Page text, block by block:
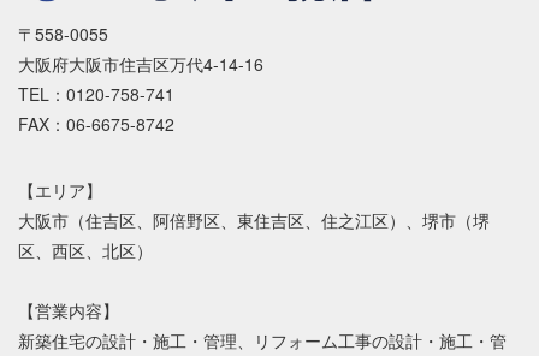
〒558-0055
大阪府大阪市住吉区万代4-14-16
TEL：0120-758-741
FAX：06-6675-8742
【エリア】
大阪市（住吉区、阿倍野区、東住吉区、住之江区）、堺市（堺
区、西区、北区）
【営業内容】
新築住宅の設計・施工・管理、リフォーム工事の設計・施工・管